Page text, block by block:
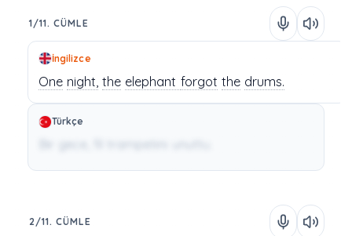
1/11. CÜMLE
İngilizce
One night, the elephant forgot the drums.
Türkçe
2/11. CÜMLE